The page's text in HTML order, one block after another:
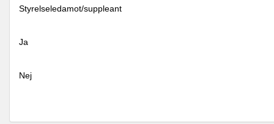
Styrelseledamot/suppleant
Ja
Nej